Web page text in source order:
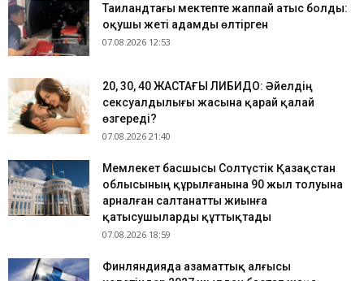
Таиландтағы мектепте жаппай атыс болды:
оқушы жеті адамды өлтірген
07.08.2026 12:53
​20, 30, 40 ЖАСТАҒЫ ЛИБИДО: Әйелдің
сексуалдылығы жасына қарай қалай
өзгереді?
07.08.2026 21:40
Мемлекет басшысы Солтүстік Қазақстан
облысының құрылғанына 90 жыл толуына
арналған салтанатты жиынға
қатысушыларды құттықтады
07.08.2026 18:59
Финляндияда азаматтық алғысы